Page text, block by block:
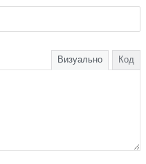
Визуально Код